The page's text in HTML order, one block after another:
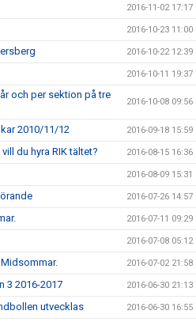
2016-11-02 17:17
2016-10-23 11:00
2016-10-22 12:39
2016-10-11 19:37
och per sektion på tre
2016-10-08 09:56
2010/11/12 2016-09-18 15:59
vill du hyra RIK tältet? 2016-08-15 16:36
2016-08-09 15:31
2016-07-26 14:57
2016-07-11 09:29
2016-07-08 05:12
2016-07-02 21:58
3 2016-2017 2016-06-30 21:13
utvecklas 2016-06-30 16:55